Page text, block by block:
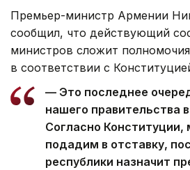
Премьер-министр Армении
сообщил, что действующий
министров сложит
в соответствии с
— Это последнее
нашего правительства
Согласно Конституции,
подадим в отставку,
республики назначит